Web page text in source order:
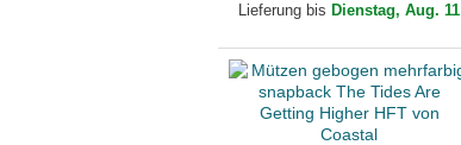
Lieferung bis Dienstag, Aug. 11